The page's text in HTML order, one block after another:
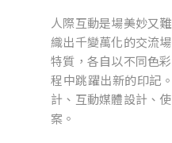
人際互動是場美妙又
織出千變萬化的交流
特質，各自以不同色
程中跳躍出新的印記
計、互動媒體設計、
案。